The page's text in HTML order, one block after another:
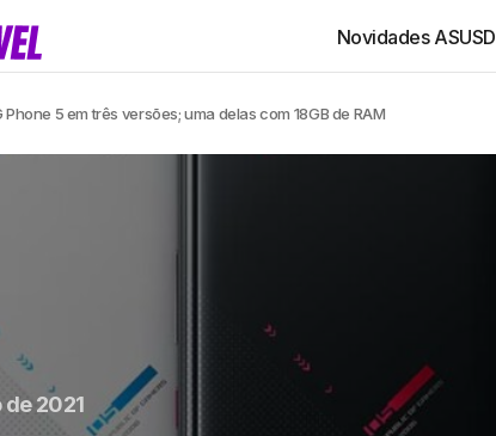
Novidades ASUS
Phone 5 em três versões; uma delas com 18GB de RAM
2021